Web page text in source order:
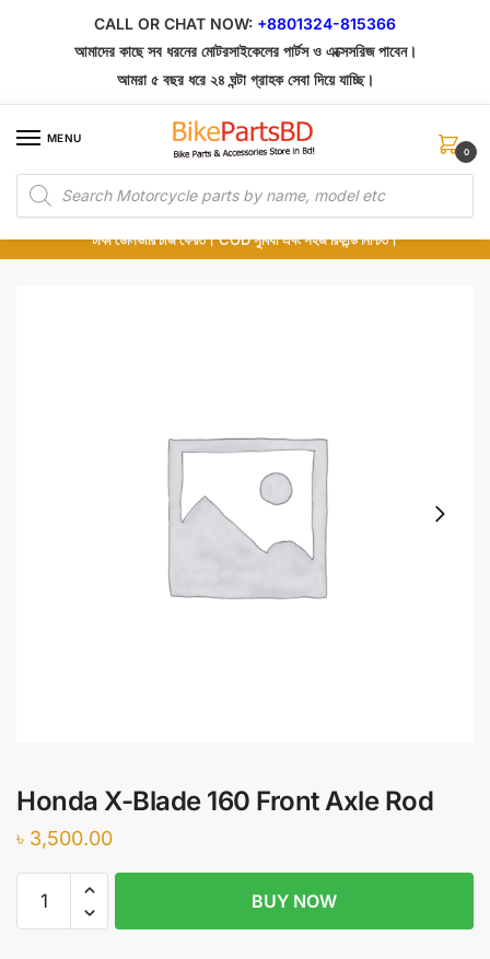
CALL OR CHAT NOW: +8801324-815366
আমাদের কাছে সব ধরনের মোটরসাইকেলের পার্টস ও এক্সেসরিজ পাবেন।
আমরা ৫ বছর ধরে ২৪ ঘন্টা গ্রাহক সেবা দিয়ে যাচ্ছি।
MENU
Products
search
0
১০০% অরিজিনাল পার্টস – শোরুম থেকে সরাসরি সংগ্রহ এবং শুধুমাত্র কুরিয়ার সার্ভিসে ডেলিভারি।
অর্ডার করার পর পার্টের ছবি দেখুন। পছন্দ হলে Cash on Delivery দিন, না হলে ৫ মিনিটে ১৯৯
টাকা ডেলিভারি চার্জ ফেরত। COD সুবিধা এবং সহজ রিফান্ড নিশ্চিত।
Honda X-Blade 160 Front Axle Rod
৳ 3,500.00
BUY NOW